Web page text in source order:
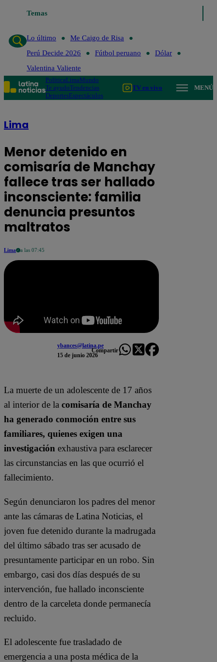
Temas
Lo último
Lo último
Me Caigo de Risa
Perú Decide 2026
Fútbol peruano
Dólar
Valentina Valiente
PolíticaLimaMundo
Te ayudoTendencias
DeportesEspectáculos
TV en vivo MENÚ
Lima
Menor detenido en
comisaría de Manchay
fallece tras ser hallado
inconsciente: familia
denuncia presuntos
maltratos
Lima a las 07:45
ybances@latina.pe
15 de junio 2026
Compartir
La muerte de un adolescente de 17 años
al interior de la comisaría de Manchay
ha generado conmoción entre sus
familiares, quienes exigen una
investigación exhaustiva para esclarecer
las circunstancias en las que ocurrió el
fallecimiento.
Según denunciaron los padres del menor
ante las cámaras de Latina Noticias, el
joven fue detenido durante la madrugada
del último sábado tras ser acusado de
presuntamente participar en un robo. Sin
embargo, casi dos días después de su
intervención, fue hallado inconsciente
dentro de la carceleta donde permanecía
recluido.
El adolescente fue trasladado de
emergencia a una posta médica de la